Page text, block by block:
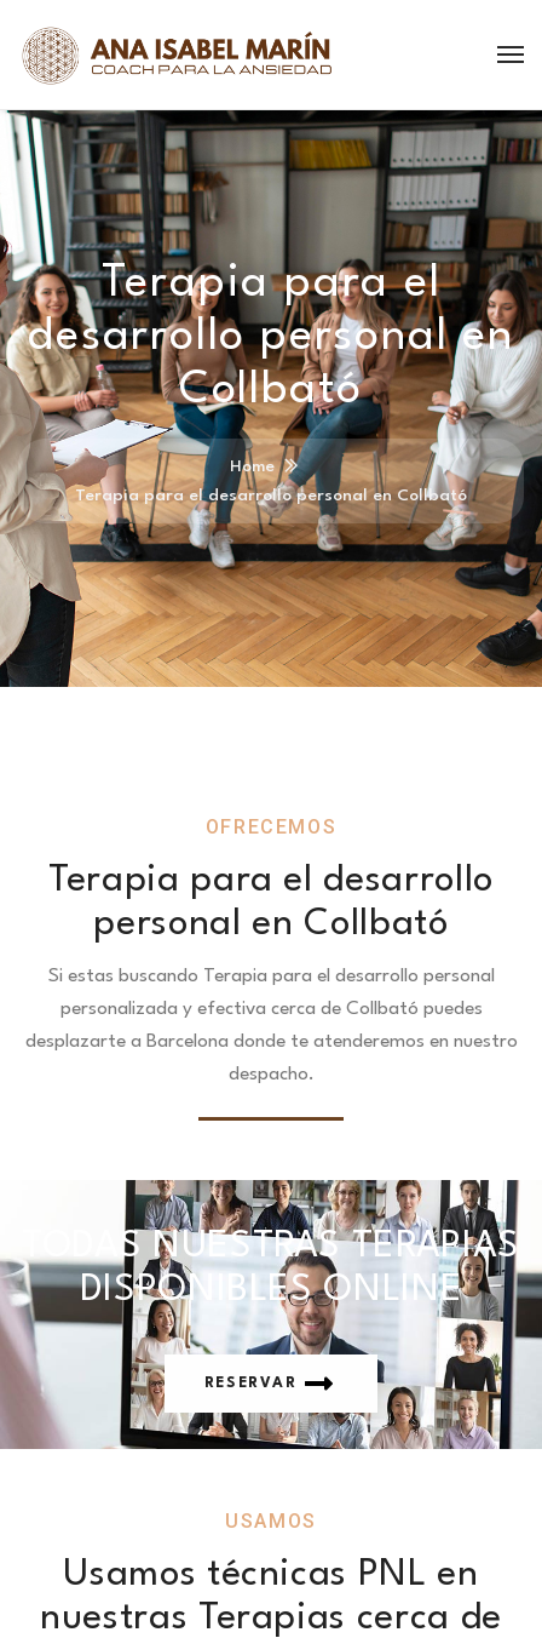
Terapia para el
desarrollo personal en
Collbató
Home
Terapia para el desarrollo personal en Collbató
OFRECEMOS
Terapia para el desarrollo
personal en Collbató
Si estas buscando Terapia para el desarrollo personal
personalizada y efectiva cerca de Collbató puedes
desplazarte a Barcelona donde te atenderemos en nuestro
despacho.
TODAS NUESTRAS TERAPIAS
DISPONIBLES ONLINE
RESERVAR
USAMOS
Usamos técnicas PNL en
nuestras Terapias cerca de